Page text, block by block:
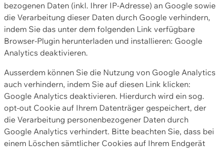
bezogenen Daten (inkl. Ihrer IP-Adresse) an Google sowie
die Verarbeitung dieser Daten durch Google verhindern,
indem Sie das unter dem folgenden Link verfügbare
Browser-Plugin herunterladen und installieren: Google
Analytics deaktivieren.
Ausserdem können Sie die Nutzung von Google Analytics
auch verhindern, indem Sie auf diesen Link klicken:
Google Analytics deaktivieren. Hierdurch wird ein sog.
opt-out Cookie auf Ihrem Datenträger gespeichert, der
die Verarbeitung personenbezogener Daten durch
Google Analytics verhindert. Bitte beachten Sie, dass bei
einem Löschen sämtlicher Cookies auf Ihrem Endgerät